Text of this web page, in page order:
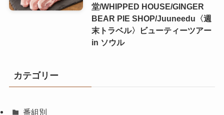
堂/WHIPPED HOUSE/GINGER
BEAR PIE SHOP/Juuneedu〈週
末トラベル〉ビューティーツアー
in ソウル
カテゴリー
番組別